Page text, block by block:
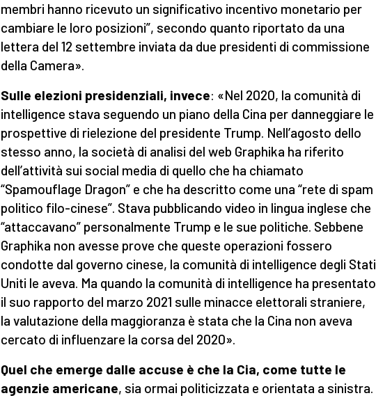
membri hanno ricevuto un significativo incentivo monetario per
cambiare le loro posizioni”, secondo quanto riportato da una
lettera del 12 settembre inviata da due presidenti di commissione
della Camera».
Sulle elezioni presidenziali, invece: «Nel 2020, la comunità di
intelligence stava seguendo un piano della Cina per danneggiare le
prospettive di rielezione del presidente Trump. Nell’agosto dello
stesso anno, la società di analisi del web Graphika ha riferito
dell’attività sui social media di quello che ha chiamato
“Spamouflage Dragon” e che ha descritto come una “rete di spam
politico filo-cinese”. Stava pubblicando video in lingua inglese che
“attaccavano” personalmente Trump e le sue politiche. Sebbene
Graphika non avesse prove che queste operazioni fossero
condotte dal governo cinese, la comunità di intelligence degli Stati
Uniti le aveva. Ma quando la comunità di intelligence ha presentato
il suo rapporto del marzo 2021 sulle minacce elettorali straniere,
la valutazione della maggioranza è stata che la Cina non aveva
cercato di influenzare la corsa del 2020».
Quel che emerge dalle accuse è che la Cia, come tutte le
agenzie americane, sia ormai politicizzata e orientata a sinistra.